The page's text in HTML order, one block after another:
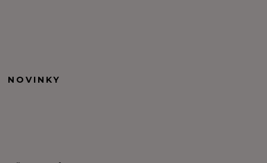
NOVINKY